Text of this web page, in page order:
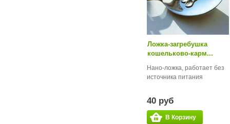
Ложка-загребушка
кошельково-карм...
Нано-ложка, работает без
источника питания
40 руб
В Корзину